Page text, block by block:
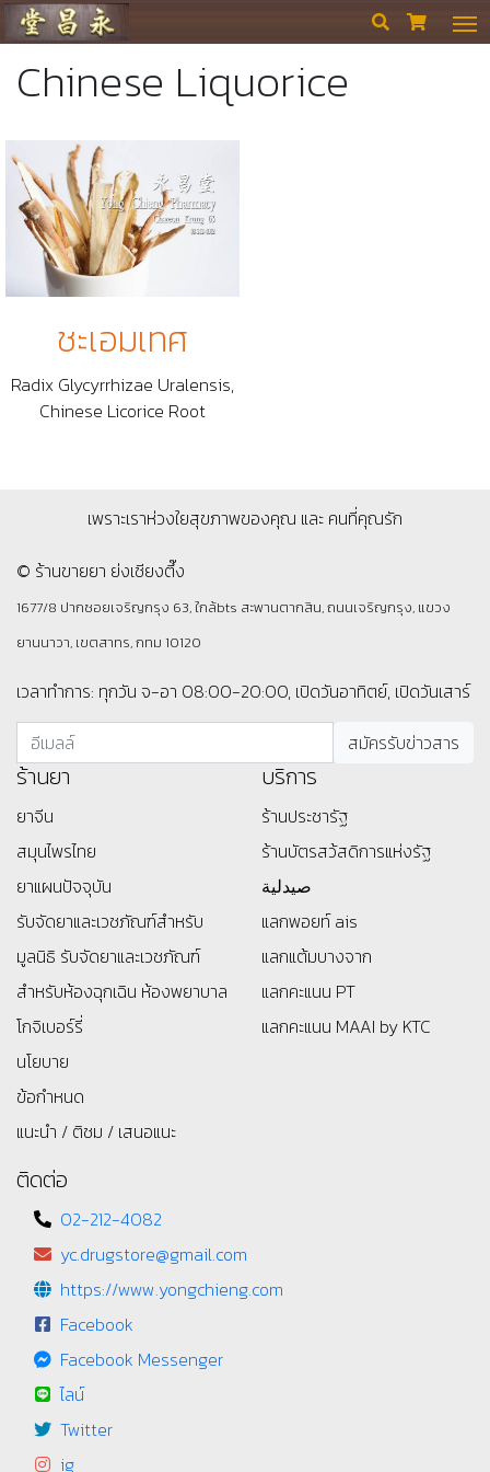
ร้านขายยา ย่งเชียงตึ๊ง  
Chinese Liquorice
ชะเอมเทศ
Radix Glycyrrhizae Uralensis,
Chinese Licorice Root
เพราะเราห่วงใยสุขภาพของคุณ และ คนที่คุณรัก
© ร้านขายยา ย่งเชียงตึ๊ง
1677/8 ปากซอยเจริญกรุง 63, ใกล้bts สะพานตากสิน, ถนนเจริญกรุง, แขวง
ยานนาวา, เขตสาทร, กทม 10120
เวลาทำการ: ทุกวัน จ-อา 08:00-20:00, เปิดวันอาทิตย์, เปิดวันเสาร์
ร้านยา
ยาจีน
สมุนไพรไทย
ยาแผนปัจจุบัน
รับจัดยาและเวชภัณฑ์สำหรับ
มูลนิธิ รับจัดยาและเวชภัณฑ์
สำหรับห้องฉุกเฉิน ห้องพยาบาล
โกจิเบอร์รี่
นโยบาย
ข้อกำหนด
แนะนำ / ติชม / เสนอแนะ
บริการ
ร้านประชารัฐ
ร้านบัตรสว้สดิการแห่งรัฐ
صيدلية
แลกพอยท์ ais
แลกแต้มบางจาก
แลกคะแนน PT
แลกคะแนน MAAI by KTC
ติดต่อ
02-212-4082
yc.drugstore@gmail.com
https://www.yongchieng.com
Facebook
Facebook Messenger
ไลน์
Twitter
ig